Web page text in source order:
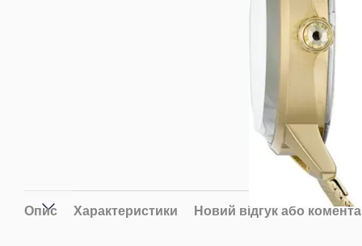
Опис Характеристики Новий відгук або